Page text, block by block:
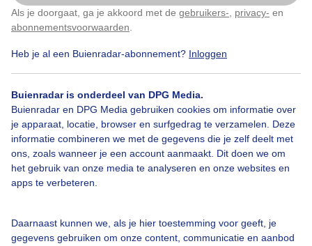
Als je doorgaat, ga je akkoord met de gebruikers- privacy- en
abonnementsvoorwaarden
Heb je al een Buienradar-abonnement? Inloggen
Buienradar is onderdeel van DPG Media.
Buienradar en DPG Media gebruiken cookies om informatie over
je apparaat, locatie, browser en surfgedrag te verzamelen. Deze
informatie combineren we met de gegevens die je zelf deelt met
ons, zoals wanneer je een account aanmaakt. Dit doen we om
het gebruik van onze media te analyseren en onze websites en
apps te verbeteren.
Daarnaast kunnen we, als je hier toestemming voor geeft, je
gegevens gebruiken om onze content, communicatie en aanbod
Een moment geduld aub...
Klik hierom dit aan te passen